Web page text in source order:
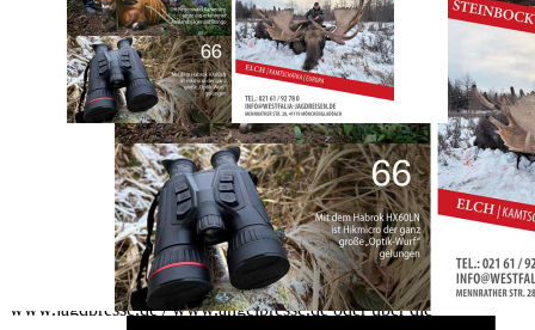
Sofort lieferbar
Beschreibung
Bestellen Sie jetzt die druckfrische Ausgabe vom 11. März 2025.
-Südafrika: De-luxe-Doblette.
-Slowenien: Gamsjagd im Reich des Zlatorog
-Kasachstan: Blattjagd auf Sibirier im asiatischen Hochgebirge
-Colorado: Pronghorn auf Schrotschuss-Distanz
-Tian-Shan-Gebirge: Ami mit kapitaler Wapiti-Beute
-Kamerun: Bongo-Pirsch im Regenwald
Nach dem Kauf kann das E-Paper diekt im Browser über
www.jagdpresse.de / www.angelpresse.de oder über die